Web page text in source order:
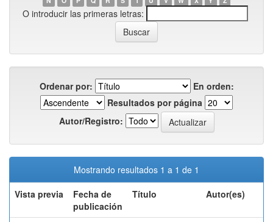
O introducir las primeras letras:
Ordenar por:
En orden:
Resultados por página
Autor/Registro:
Mostrando resultados 1 a 1 de 1
Vista previa
Fecha de
publicación
Título Autor(es)